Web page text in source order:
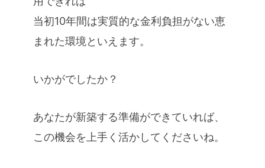
当初10年間は実質的な金利負担がない恵
まれた環境といえます。
いかがでしたか？
あなたが新築する準備ができていれば、
この機会を上手く活かしてくださいね。